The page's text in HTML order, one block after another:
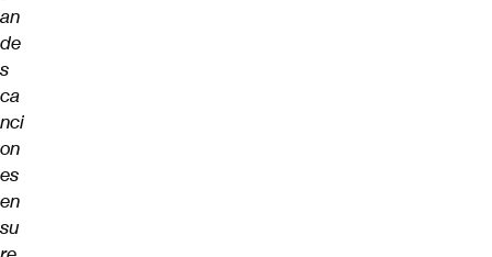
an
de
s
ca
nci
on
es
en
su